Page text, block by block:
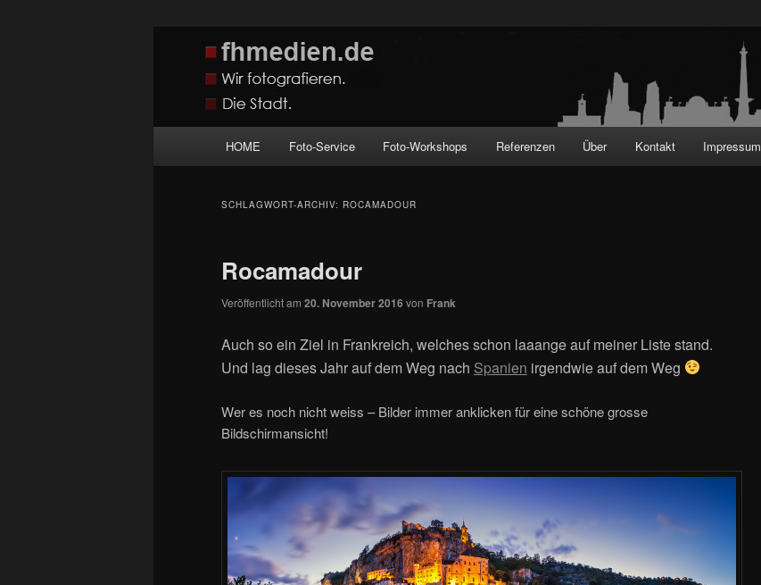
fhmedien.de
Wir fotografieren die Hauptstadt!
HOME Foto-Service Foto-Workshops Referenzen Über Kontakt Impressum
SCHLAGWORT-ARCHIV: ROCAMADOUR
Rocamadour
Veröffentlicht am 20. November 2016 von Frank
Auch so ein Ziel in Frankreich, welches schon laaange auf meiner Liste stand.
Und lag dieses Jahr auf dem Weg nach Spanien irgendwie auf dem Weg
Wer es noch nicht weiss – Bilder immer anklicken für eine schöne grosse
Bildschirmansicht!